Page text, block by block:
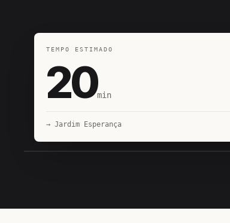
TEMPO ESTIMADO
20min
→ Jardim Esperança